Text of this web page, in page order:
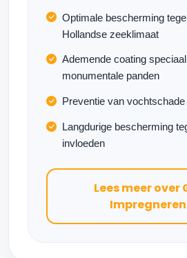
Optimale bescherming
Hollandse zeeklimaat
Ademende coating
monumentale panden
Preventie van
Langdurige bescherming
invloeden
Lees meer over
Impregneren